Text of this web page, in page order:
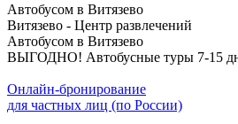
Автобусом в Витязево
Витязево - Центр развлечений
Автобусом в Витязево
ВЫГОДНО! Автобусные туры 7-15
Онлайн-бронирование
для частных лиц (по России)